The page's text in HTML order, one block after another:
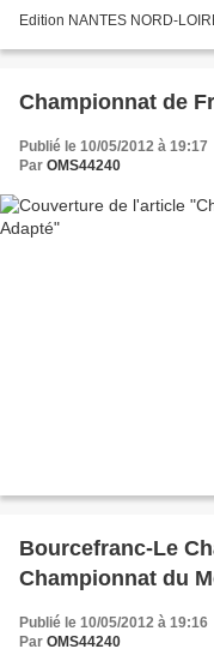
Edition NANTES NORD-
Championnat de
Publié le 10/05/2012 à 19:17
Par OMS44240
Bourcefranc-Le
Championnat du
Publié le 10/05/2012 à 19:16
Par OMS44240